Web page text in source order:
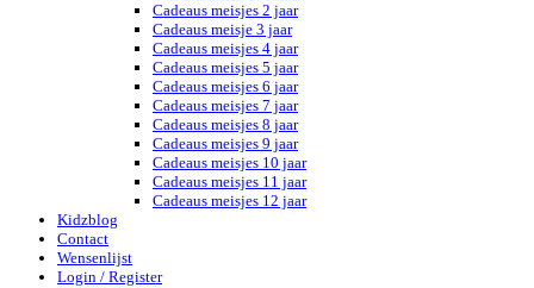
Cadeaus meisjes 2 jaar
Cadeaus meisje 3 jaar
Cadeaus meisjes 4 jaar
Cadeaus meisjes 5 jaar
Cadeaus meisjes 6 jaar
Cadeaus meisjes 7 jaar
Cadeaus meisjes 8 jaar
Cadeaus meisjes 9 jaar
Cadeaus meisjes 10 jaar
Cadeaus meisjes 11 jaar
Cadeaus meisjes 12 jaar
Kidzblog
Contact
Wensenlijst
Login / Register